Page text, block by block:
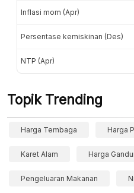
Inflasi mom (Apr)
Persentase kemiskinan (Des)
NTP (Apr)
Topik Trending
Harga Tembaga Harga
Karet Alam Harga
Pengeluaran Makanan